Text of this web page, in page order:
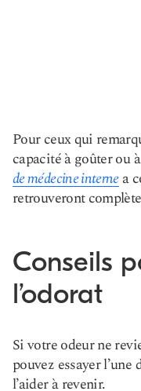
Pour ceux qui
capacité à goûter ou
de médecine internea
retrouveront
Conseils
l’odorat
Si votre odeur ne
pouvez essayer
l’aider à revenir.